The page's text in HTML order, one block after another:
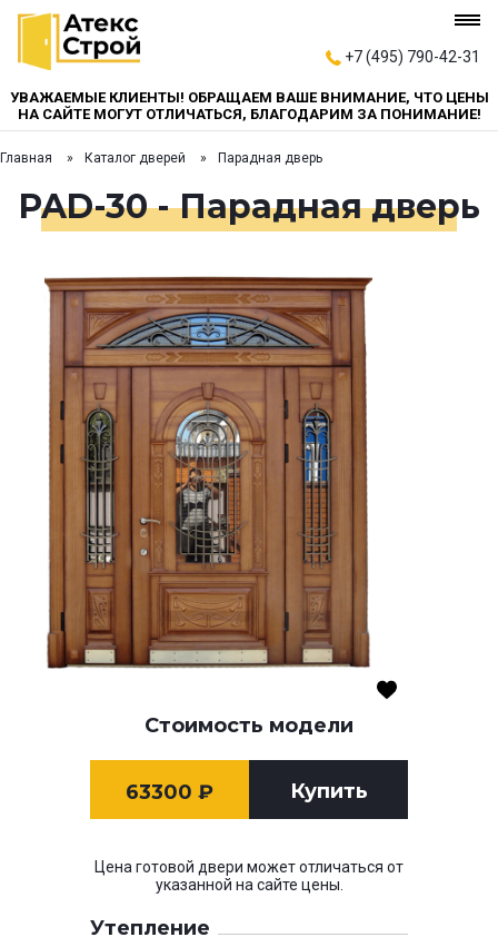
+7 (495) 790-42-31
УВАЖАЕМЫЕ КЛИЕНТЫ! ОБРАЩАЕМ ВАШЕ ВНИМАНИЕ, ЧТО ЦЕНЫ
НА САЙТЕ МОГУТ ОТЛИЧАТЬСЯ, БЛАГОДАРИМ ЗА ПОНИМАНИЕ!
Главная Каталог дверей Парадная дверь
PAD-30 - Парадная дверь
Стоимость модели
63300 ₽ Купить
Цена готовой двери может отличаться от
указанной на сайте цены.
Утепление